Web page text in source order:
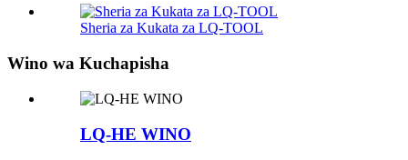
Sheria za Kukata za LQ-TOOL
Wino wa Kuchapisha
LQ-HE WINO